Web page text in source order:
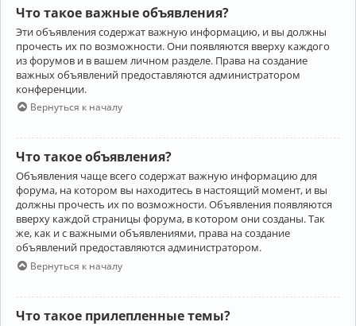
Что такое важные объявления?
Эти объявления содержат важную информацию, и вы должны
прочесть их по возможности. Они появляются вверху каждого
из форумов и в вашем личном разделе. Права на создание
важных объявлений предоставляются администратором
конференции.
Вернуться к началу
Что такое объявления?
Объявления чаще всего содержат важную информацию для
форума, на котором вы находитесь в настоящий момент, и вы
должны прочесть их по возможности. Объявления появляются
вверху каждой страницы форума, в котором они созданы. Так
же, как и с важными объявлениями, права на создание
объявлений предоставляются администратором.
Вернуться к началу
Что такое прилепленные темы?